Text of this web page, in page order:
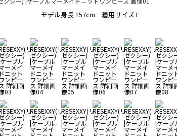
モデル身長 157cm 着用サイズ F